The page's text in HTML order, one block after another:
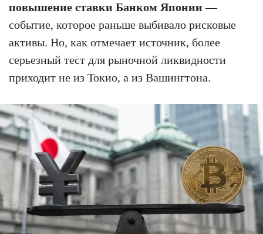
повышение ставки Банком Японии —
событие, которое раньше выбивало рисковые
активы. Но, как отмечает источник, более
серьезный тест для рыночной ликвидности
приходит не из Токио, а из Вашингтона.